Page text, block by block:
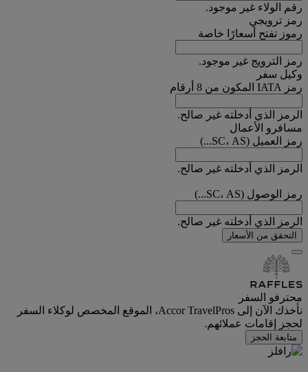
رقم الولاء غير موجود.
رمز ترويجي
رموز تفتح أسعارًا خاصة
رمز الترويج غير موجود.
وكيل سفر
رمز IATA المكون من 8 أرقام
الرمز الذي أدخلته غير صالح.
مسافرو الأعمال
رمز العميل (SC، AS...)
الرمز الذي أدخلته غير صالح.
رمز الوصول (SC، AS...)
الرمز الذي أدخلته غير صالح.
التحقق من الأسعار
محترفو السفر
نأخذك الآن إلى Accor TravelPros، الموقع المخصص لوكلاء السفر
لحجز إقامات عملائهم.
متابعة الحجز